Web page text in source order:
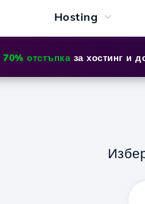
Hosting
70% отстъпказа хостинг и